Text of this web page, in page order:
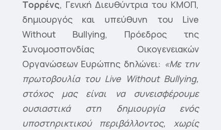
Τορρένς, Γενική Διευθύντρια του ΚΜΟΠ,
δημιουργός και υπεύθυνη του Live
Without Bullying, Πρόεδρος της
Συνομοσπονδίας Οικογενειακών
Οργανώσεων Ευρώπης δηλώνει: «Mε την
πρωτοβουλία του Live Without Bullying,
στόχος μας είναι να συνεισφέρουμε
ουσιαστικά στη δημιουργία ενός
υποστηρικτικού περιβάλλοντος, χωρίς